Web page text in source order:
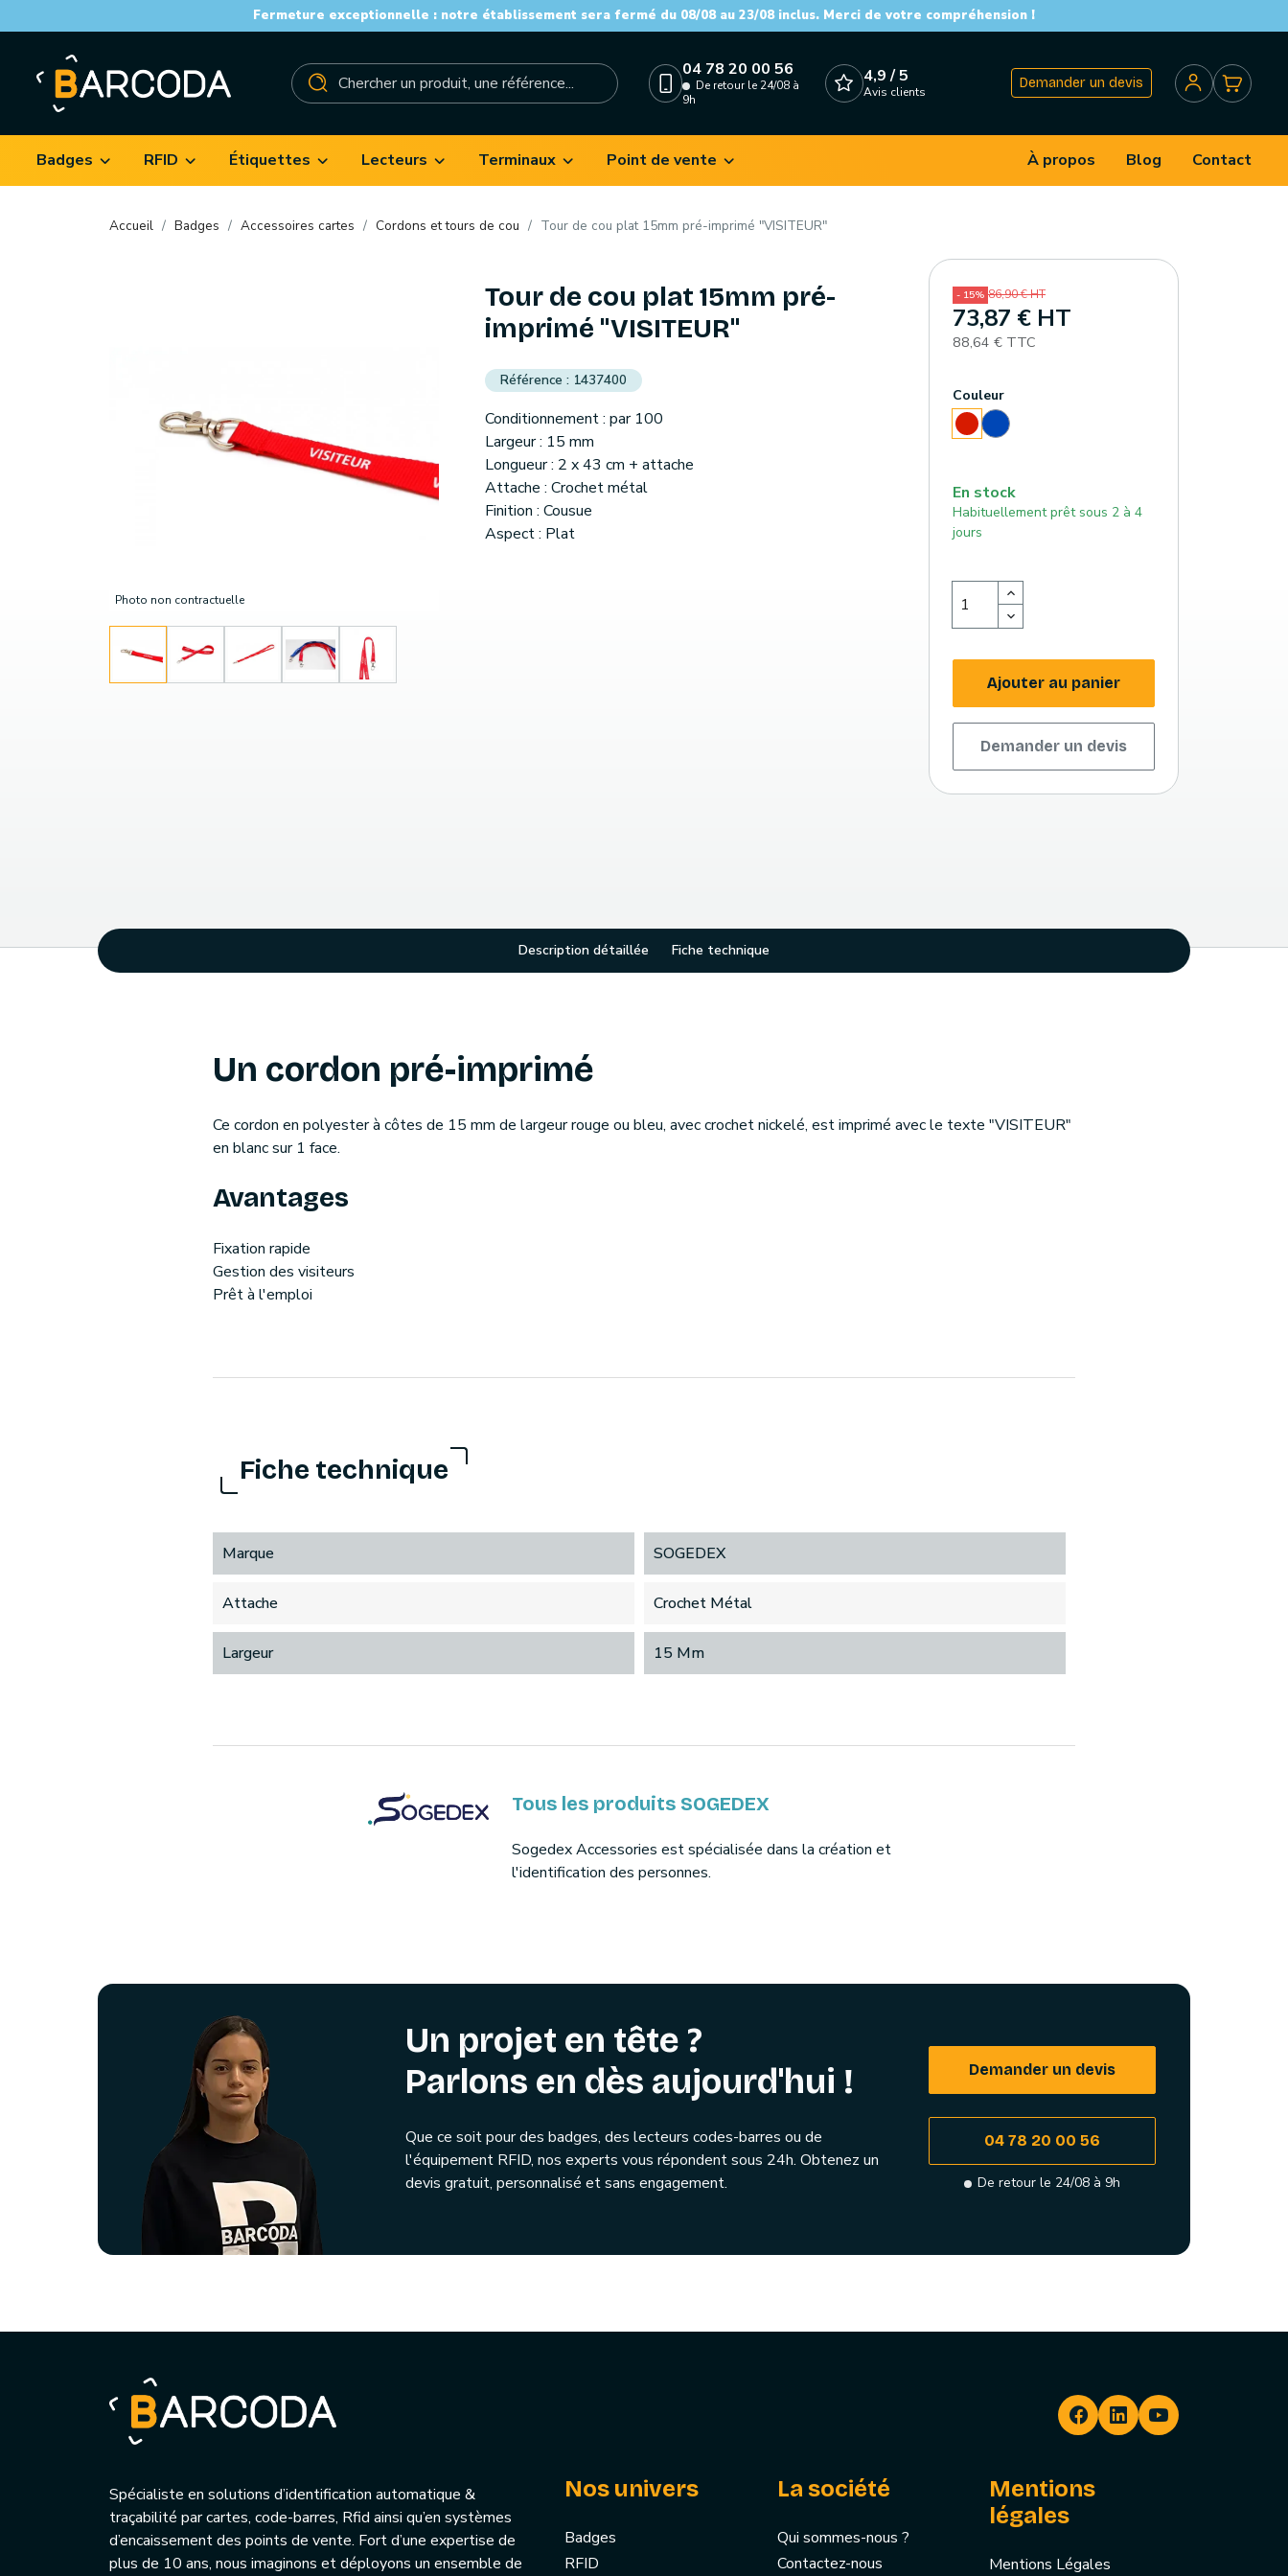
Fermeture exceptionnelle : notre établissement sera fermé du 08/08 au 23/08 inclus. Merci de votre compréhension !
04 78 20 00 56
De retour le 24/08 à
9h
4,9 / 5
Avis clients
Demander un devis
Badges RFID Étiquettes Lecteurs Terminaux Point de vente À propos Blog Contact
Accueil Badges Accessoires cartes Cordons et tours de cou Tour de cou plat 15mm pré-imprimé "VISITEUR"
Photo non contractuelle
Tour de cou plat 15mm pré-
imprimé "VISITEUR"
1437400
Conditionnement : par 100
Largeur : 15 mm
Longueur : 2 x 43 cm + attache
Attache : Crochet métal
Finition : Cousue
Aspect : Plat
- 15% 86,90 € HT
73,87 € HT
88,64 € TTC
Couleur
Rouge
(186
Bleu
roi
En stock
Habituellement prêt sous 2 à 4
jours
Ajouter au panier
Demander un devis
Description détaillée Fiche technique
Un cordon pré-imprimé
Ce cordon en polyester à côtes de 15 mm de largeur rouge ou bleu, avec crochet nickelé, est imprimé avec le texte "VISITEUR"
en blanc sur 1 face.
Avantages
Fixation rapide
Gestion des visiteurs
Prêt à l'emploi
Fiche technique
Marque SOGEDEX
Attache Crochet Métal
Largeur 15 Mm
Tous les produits SOGEDEX
Sogedex Accessories est spécialisée dans la création et
l'identification des personnes.
Un projet en tête ?
Parlons en dès aujourd'hui !
Que ce soit pour des badges, des lecteurs codes-barres ou de
l'équipement RFID, nos experts vous répondent sous 24h. Obtenez un
devis gratuit, personnalisé et sans engagement.
Demander un devis
04 78 20 00 56
De retour le 24/08 à 9h
Spécialiste en solutions d’identification automatique &
traçabilité par cartes, code-barres, Rfid ainsi qu’en systèmes
d’encaissement des points de vente. Fort d’une expertise de
plus de 10 ans, nous imaginons et déployons un ensemble de
Nos univers
Badges
RFID
La société
Qui sommes-nous ?
Contactez-nous
Mentions
légales
Mentions Légales